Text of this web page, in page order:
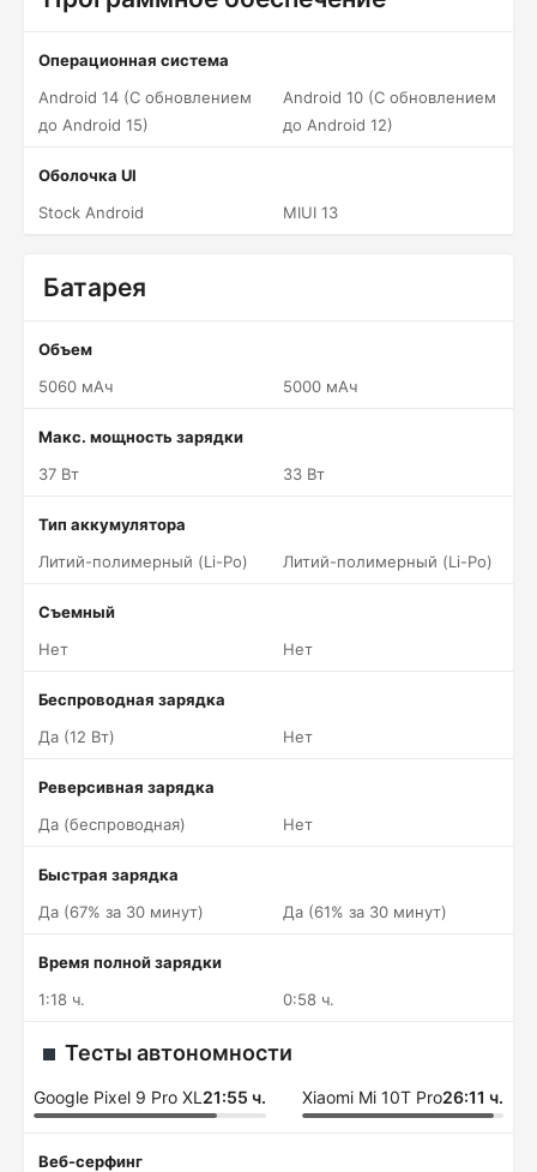
Операционная система
Android 14 (С обновлением
до Android 15)
Android 10 (С обновлением
до Android 12)
Оболочка UI
Stock Android
MIUI 13
Батарея
Объем
5060 мАч
5000 мАч
Макс. мощность зарядки
37 Вт
33 Вт
Тип аккумулятора
Литий-полимерный (Li-Po)
Литий-полимерный (Li-Po)
Съемный
Нет
Нет
Беспроводная зарядка
Да (12 Вт)
Нет
Реверсивная зарядка
Да (беспроводная)
Нет
Быстрая зарядка
Да (67% за 30 минут)
Да (61% за 30 минут)
Время полной зарядки
1:18 ч.
0:58 ч.
Тесты автономности
Google Pixel 9 Pro XL 21:55 ч. Xiaomi Mi 10T Pro26:11 ч.
Веб-серфинг